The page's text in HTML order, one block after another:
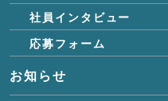
社員インタビュー
応募フォーム
お知らせ